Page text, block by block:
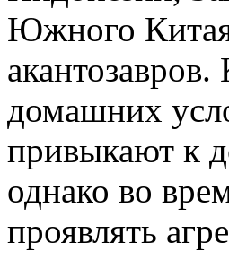
Южного
домашних
привыкают к
однако во
проявлять